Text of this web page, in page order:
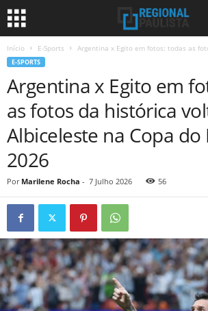
Início E-Sports Argentina x Egito em fotos: todas as
E-SPORTS
Argentina x Egito em
as fotos da histórica
Albiceleste na Copa
2026
Por Marilene Rocha - 7 Julho 2026 56